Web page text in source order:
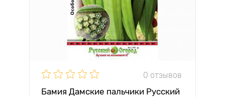
0 отзывов
Бамия Дамские пальчики Русский